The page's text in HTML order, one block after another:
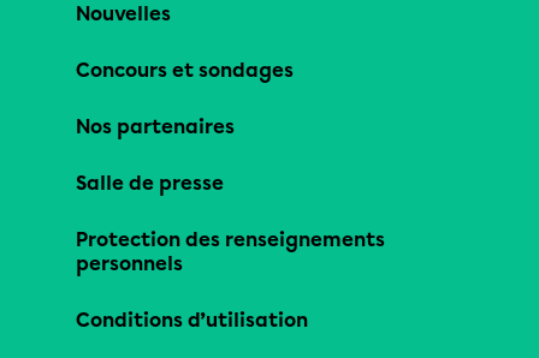
Nouvelles
Concours et sondages
Nos partenaires
Salle de presse
Protection des renseignements
personnels
Conditions d’utilisation